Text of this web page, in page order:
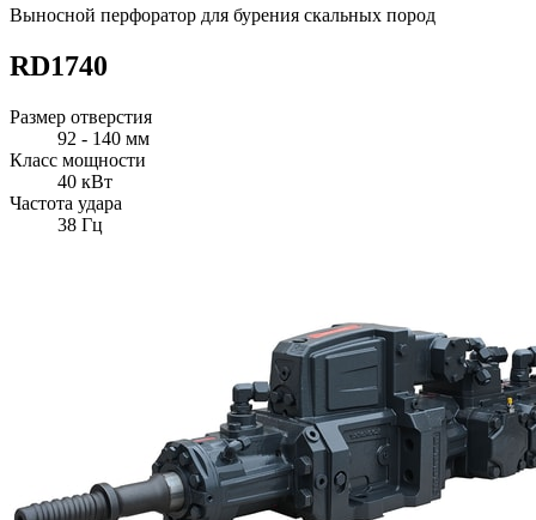
Выносной перфоратор для бурения скальных пород
RD1740
Размер отверстия
92 - 140 мм
Класс мощности
40 кВт
Частота удара
38 Гц